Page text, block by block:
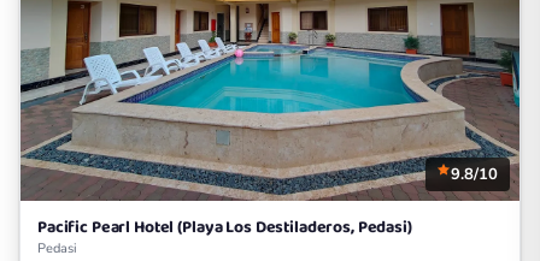
9.8/10
Pacific Pearl Hotel (Playa Los Destiladeros, Pedasi)
Pedasi